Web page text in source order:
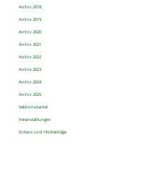
Archiv 2018
Archiv 2019
Archiv 2020
Archiv 2021
Archiv 2022
Archiv 2023
Archiv 2024
Archiv 2025
Sektionsdackel
Veranstaltungen
Videos und Hörbeiträge